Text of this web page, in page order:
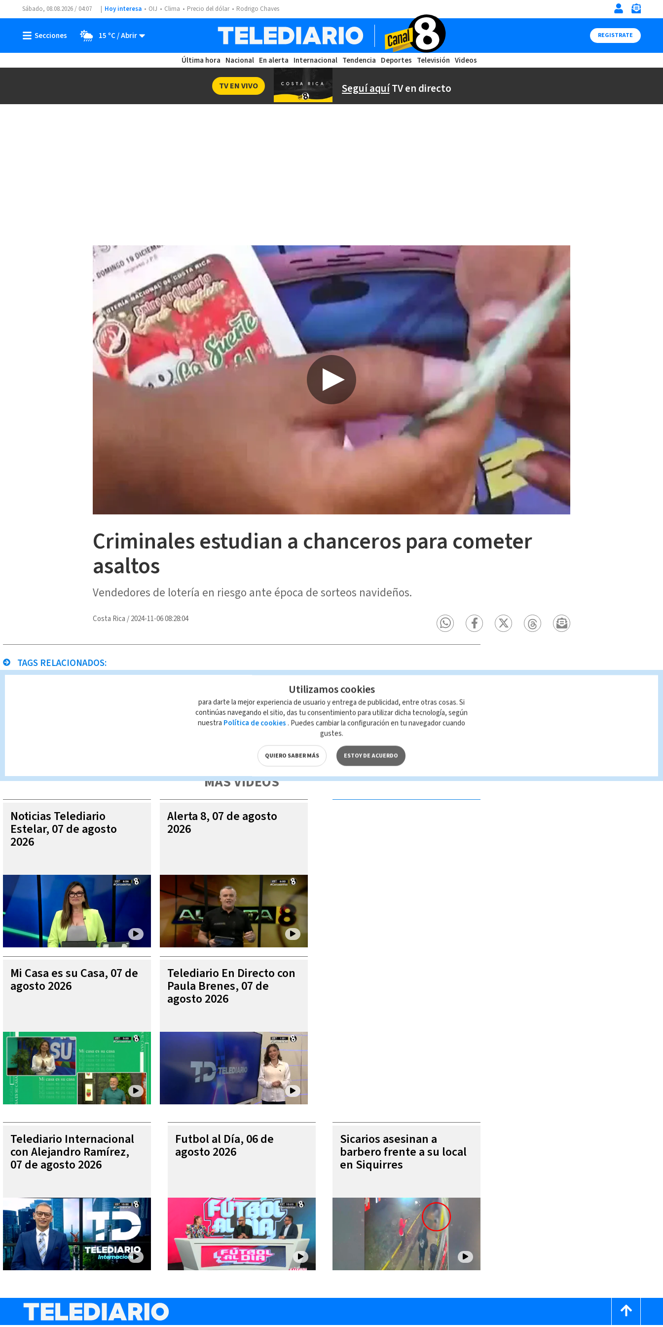
Sábado, 08.08.2026 / 04:07 Hoy interesa OIJ Clima Precio del dólar Rodrigo Chaves
15 ºC REGISTRATE
Última hora Nacional En alerta Internacional Tendencia Deportes Televisión Videos
Seguí aquíTV en directo
TV EN VIVO
Criminales estudian a chanceros para cometer
asaltos
Vendedores de lotería en riesgo ante época de sorteos navideños.
Costa Rica /2024-11-06 08:28:04
TAGS RELACIONADOS:
Queda prohibida la reproducción total o parcial del contenido de esta página, mismo que es propiedad de TELEDIARIO; su reproducción no
autorizada constituye una infracción y un delito de conformidad con las leyes aplicables.
MÁS VIDEOS
Noticias Telediario
Estelar, 07 de agosto
2026
Alerta 8, 07 de agosto
2026
Mi Casa es su Casa, 07 de
agosto 2026
Telediario En Directo con
Paula Brenes, 07 de
agosto 2026
Telediario Internacional
con Alejandro Ramírez,
07 de agosto 2026
Futbol al Día, 06 de
agosto 2026
Sicarios asesinan a
barbero frente a su local
en Siquirres
Utilizamos cookies
para darte la mejor experiencia de usuario y entrega de publicidad, entre otras cosas. Si
continúas navegando el sitio, das tu consentimiento para utilizar dicha tecnología, según
nuestra Política de cookies . Puedes cambiar la configuración en tu navegador cuando
gustes.
QUIERO SABER MÁS ESTOY DE ACUERDO